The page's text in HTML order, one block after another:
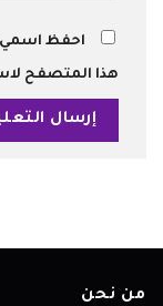
احفظ اسمي،
هذا المتصفح
من نحن